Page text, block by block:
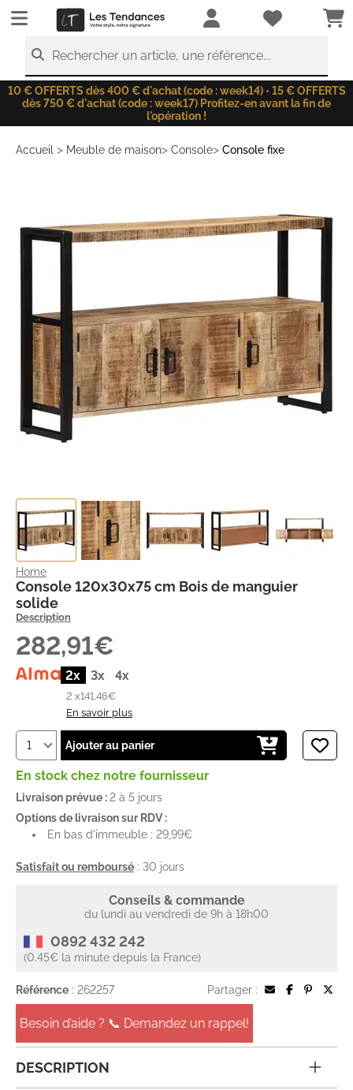
LesTendances.fr
Rechercher un article, une référence...
10 € OFFERTS dès 400 € d'achat (code : week14) • 15 € OFFERTS
dès 750 € d'achat (code : week17) Profitez-en avant la fin de
l'opération !
Accueil > Meuble de maison> Console> Console fixe
Home
Console 120x30x75 cm Bois de manguier
solide
Description
282,91€
2x 3x 4x
2 x141,46€
En savoir plus
Ajouter au panier
En stock chez notre fournisseur
Livraison prévue :2 à 5 jours
Options de livraison sur RDV :
En bas d'immeuble : 29,99€
Satisfait ou remboursé : 30 jours
Conseils & commande
du lundi au vendredi de 9h à 18h00
0892 432 242
(0.45€ la minute depuis la France)
Référence : 262257 Partager :
Besoin d’aide ? 📞 Demandez un rappel!
DESCRIPTION